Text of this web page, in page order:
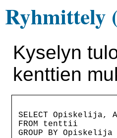
Ryhmittely
Kyselyn
kenttien
SELECT Opiskelija,
FROM tenttii
GROUP BY Opiskelija